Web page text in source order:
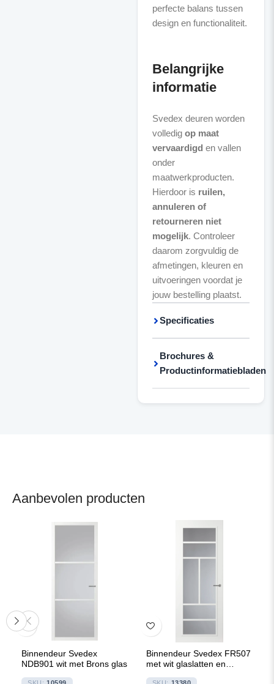
perfecte balans tussen
design en functionaliteit.
Belangrijke
informatie
Svedex deuren worden
volledig op maat
vervaardigd en vallen
onder
maatwerkproducten.
Hierdoor is ruilen,
annuleren of
retourneren niet
mogelijk. Controleer
daarom zorgvuldig de
afmetingen, kleuren en
uitvoeringen voordat je
jouw bestelling plaatst.
Specificaties
Brochures &
Productinformatiebladen
Aanbevolen producten
Binnendeur Svedex
NDB901 wit met Brons glas
Binnendeur Svedex FR507
met wit glaslatten en